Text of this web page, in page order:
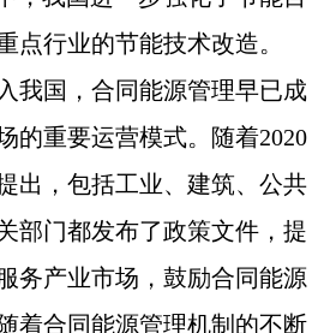
点行业的节能技术改造。
我国，合同能源管理早已成
的重要运营模式。随着2020
出，包括工业、建筑、公共
部门都发布了政策文件，提
务产业市场，鼓励合同能源
着合同能源管理机制的不断